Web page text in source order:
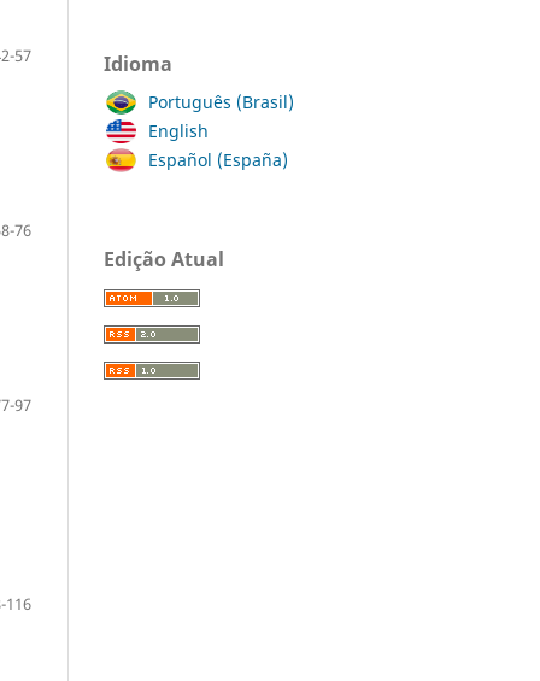
57
76
97
116
Idioma
Português (Brasil)
English
Español (España)
Edição Atual